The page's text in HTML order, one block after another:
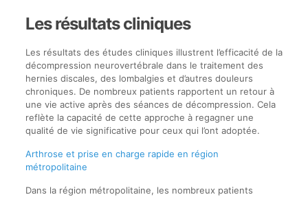
Les résultats cliniques
Les résultats des études cliniques illustrent l’efficacité de la
décompression neurovertébrale dans le traitement des
hernies discales, des lombalgies et d’autres douleurs
chroniques. De nombreux patients rapportent un retour à
une vie active après des séances de décompression. Cela
reflète la capacité de cette approche à regagner une
qualité de vie significative pour ceux qui l’ont adoptée.
Arthrose et prise en charge rapide en région
métropolitaine
Dans la région métropolitaine, les nombreux patients